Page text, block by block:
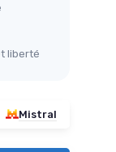
liberté
Mistral